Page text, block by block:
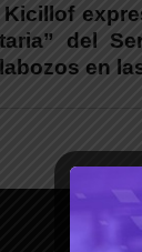
Kicillof
del
en